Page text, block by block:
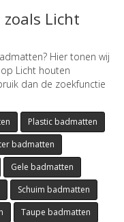
Licht
Hier tonen wij
Licht houten
dan de zoekfunctie
Plastic badmatten
badmatten
Gele badmatten
Schuim badmatten
Taupe badmatten